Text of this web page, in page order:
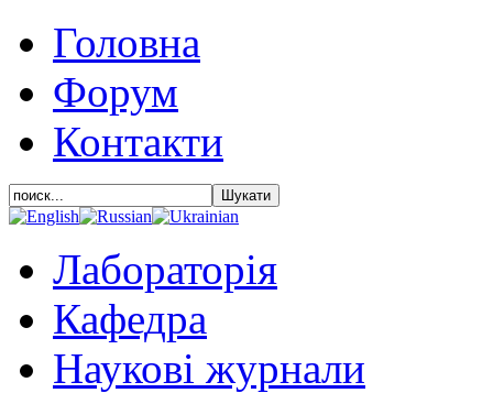
Головна
Форум
Контакти
Лабораторія
Кафедра
Наукові журнали